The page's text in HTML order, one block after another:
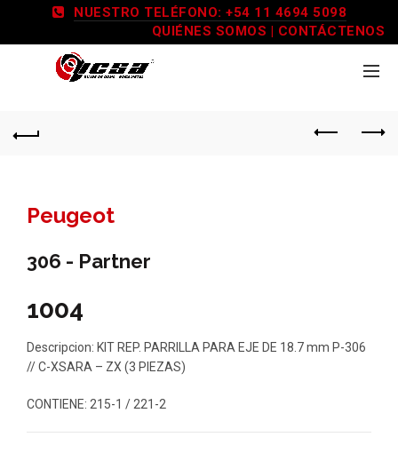
NUESTRO TELÉFONO: +54 11 4694 5098
QUIÉNES SOMOS | CONTÁCTENOS
Peugeot
306 - Partner
1004
Descripcion: KIT REP. PARRILLA PARA EJE DE 18.7 mm P-306
// C-XSARA – ZX (3 PIEZAS)
CONTIENE: 215-1 / 221-2